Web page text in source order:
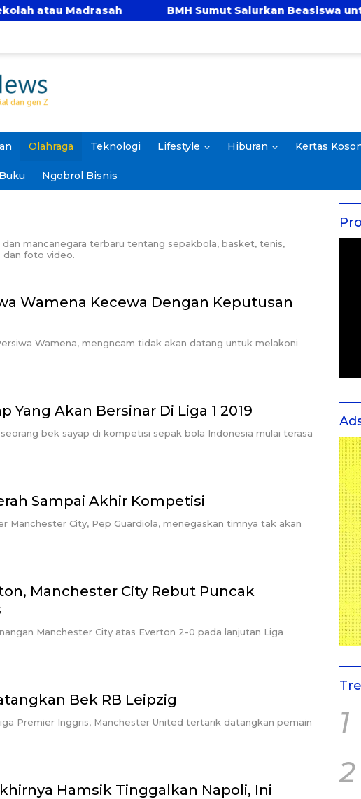
Madrasah BMH Sumut Salurkan Beasiswa untuk
Olahraga Teknologi Lifestyle Hiburan Kertas
Ngobrol Bisnis
mancanegara terbaru tentang sepakbola, basket, tenis,
dan foto video.
Wamena Kecewa Dengan Keputusan
Wamena, mengncam tidak akan datang untuk melakoni
Yang Akan Bersinar Di Liga 1 2019
bek sayap di kompetisi sepak bola Indonesia mulai terasa
Sampai Akhir Kompetisi
Manchester City, Pep Guardiola, menegaskan timnya tak akan
Manchester City Rebut Puncak
Manchester City atas Everton 2-0 pada lanjutan Liga
Bek RB Leipzig
Premier Inggris, Manchester United tertarik datangkan pemain
Hamsik Tinggalkan Napoli, Ini
1
2